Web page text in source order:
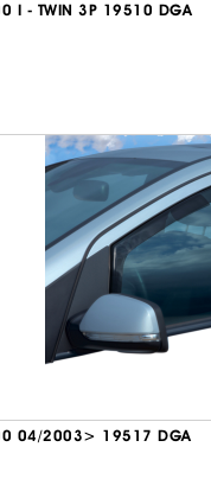
I - TWIN 3P 19510 DGA
500 04/2003> 19517 DGA